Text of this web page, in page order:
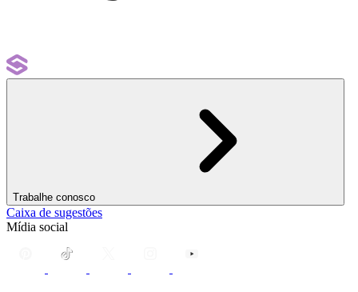
Trabalhe conosco
Caixa de sugestões
Mídia social